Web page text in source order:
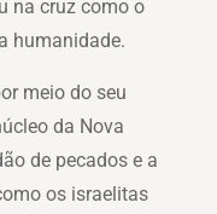
na cruz como o
humanidade.
meio do seu
da Nova
de pecados e a
os israelitas